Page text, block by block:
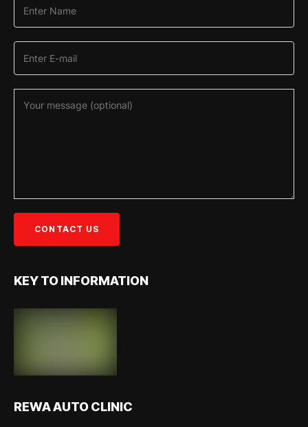
KEY TO INFORMATION
REWA AUTO CLINIC